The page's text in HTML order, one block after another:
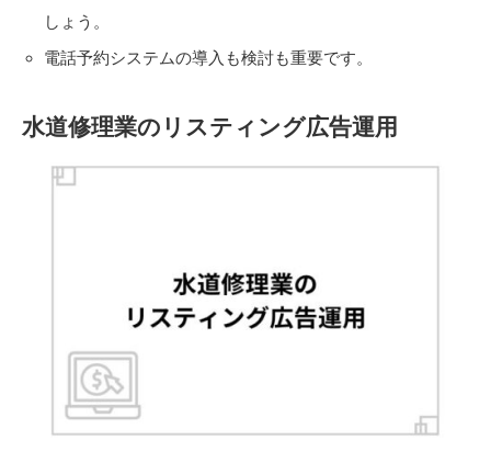
しょう。
電話予約システムの導入も検討も重要です。
水道修理業のリスティング広告運用